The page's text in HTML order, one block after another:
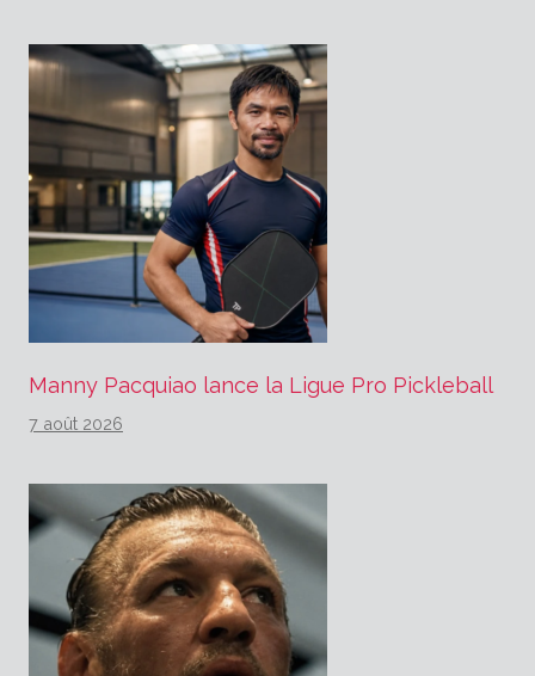
Manny Pacquiao lance la Ligue Pro Pickleball
7 août 2026